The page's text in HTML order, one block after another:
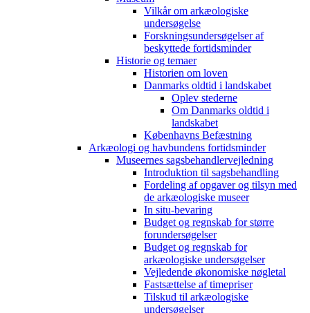
Vilkår om arkæologiske
undersøgelse
Forskningsundersøgelser af
beskyttede fortidsminder
Historie og temaer
Historien om loven
Danmarks oldtid i landskabet
Oplev stederne
Om Danmarks oldtid i
landskabet
Københavns Befæstning
Arkæologi og havbundens fortidsminder
Museernes sagsbehandlervejledning
Introduktion til sagsbehandling
Fordeling af opgaver og tilsyn med
de arkæologiske museer
In situ-bevaring
Budget og regnskab for større
forundersøgelser
Budget og regnskab for
arkæologiske undersøgelser
Vejledende økonomiske nøgletal
Fastsættelse af timepriser
Tilskud til arkæologiske
undersøgelser